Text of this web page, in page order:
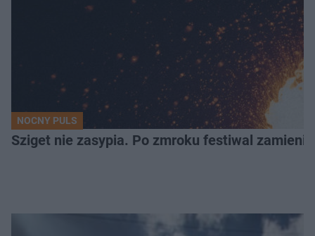
NOCNY PULS
Sziget nie zasypia. Po zmroku festiwal